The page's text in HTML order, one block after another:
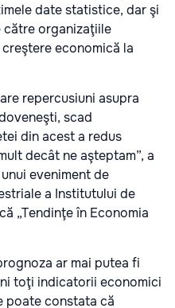
date statistice, dar şi
către organizaţiile
economică la
repercusiuni asupra
scad
din acest a redus
decât ne aşteptam”, a
eveniment de
a Institutului de
„Tendinţe în Economia
ar mai putea fi
toţi indicatorii economici
poate constata că